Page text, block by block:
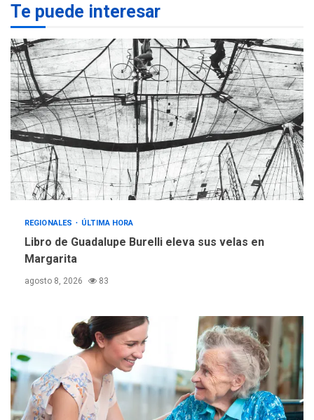
2
Margarita será sede de
para aprender a atender
adultos mayores
3
REGIONALES ÚLTIMA HORA
Mariño fortalece capacidad
operativa con flota
vehicular de 60 unidades
adquiridas en un año de
gestión
4
REGIONALES ÚLTIMA HORA
«Juan Bautista Arismendi» a
la altura de Macho Muerto
trabajan en diplomado para
creación y manejo de
estadísticas de turismo
Te puede interesar
REGIONALES ÚLTIMA HORA
Libro de Guadalupe Burelli eleva sus velas en
Margarita
agosto 8, 2026 83